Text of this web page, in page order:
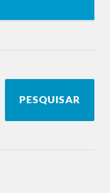
PESQUISAR